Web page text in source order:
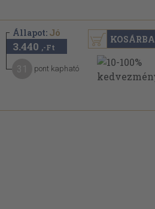
Állapot: Jó
3.440 ,-Ft
pont kapható
KOSÁRBA